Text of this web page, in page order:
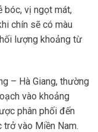
bóc, vị ngọt mát,
chín sẽ có màu
lượng khoảng từ
– Hà Giang, thường
vào khoảng
phân phối đến
vào Miền Nam.